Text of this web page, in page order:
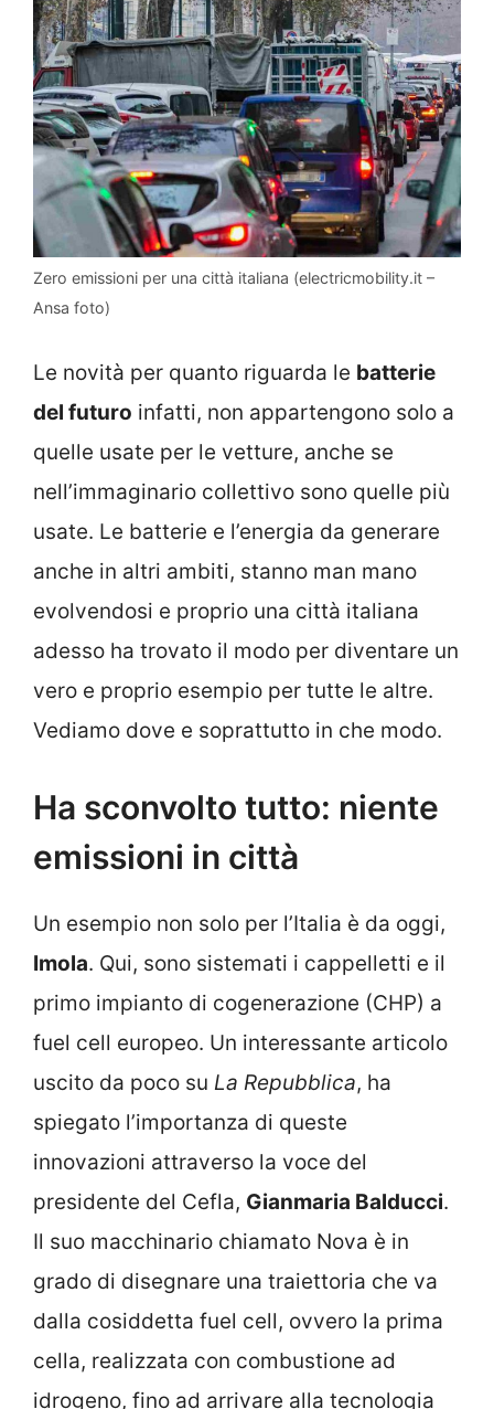
Zero emissioni per una città italiana (electricmobility.it –
Ansa foto)
Le novità per quanto riguarda le batterie
del futuro infatti, non appartengono solo a
quelle usate per le vetture, anche se
nell’immaginario collettivo sono quelle più
usate. Le batterie e l’energia da generare
anche in altri ambiti, stanno man mano
evolvendosi e proprio una città italiana
adesso ha trovato il modo per diventare un
vero e proprio esempio per tutte le altre.
Vediamo dove e soprattutto in che modo.
Ha sconvolto tutto: niente
emissioni in città
Un esempio non solo per l’Italia è da oggi,
Imola. Qui, sono sistemati i cappelletti e il
primo impianto di cogenerazione (CHP) a
fuel cell europeo. Un interessante articolo
uscito da poco su La Repubblica, ha
spiegato l’importanza di queste
innovazioni attraverso la voce del
presidente del Cefla, Gianmaria Balducci.
Il suo macchinario chiamato Nova è in
grado di disegnare una traiettoria che va
dalla cosiddetta fuel cell, ovvero la prima
cella, realizzata con combustione ad
idrogeno, fino ad arrivare alla tecnologia